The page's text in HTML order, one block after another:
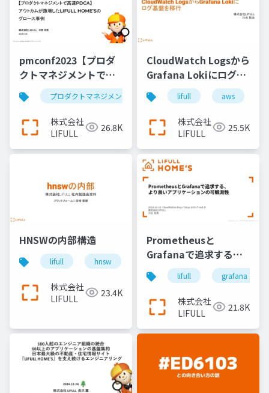
pmconf2023【プロダ
クトマネジメントで高
速PDCA】 アウトカム
が激増したLIFULL
HOME’Sのグロース事
例
プロダクトマネジメント プロダクトマネージャー
株式会社
LIFULL
26.8K
CloudWatch Logsから
Grafana Lokiにログ基
盤を移行lifull aws
株式会社
LIFULL
25.5K
HNSWの内部構造
lifull hnsw search
株式会社
LIFULL
23.4K
Prometheusと
Grafanaで追求する、
より良いアプリケーシ
ョンの可観測性
lifull grafana
株式会社
LIFULL
21.8K